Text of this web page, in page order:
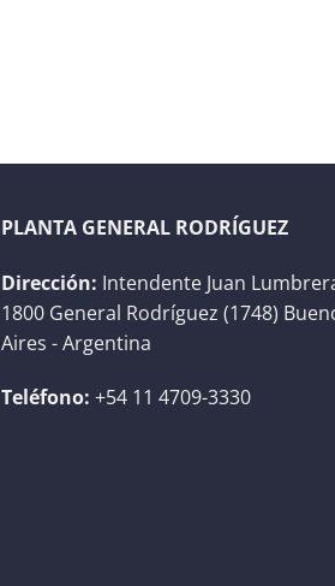
PLANTA GENERAL RODRÍGUEZ
Dirección: Intendente Juan
1800 General Rodríguez (1748)
Aires - Argentina
Teléfono: +54 11 4709-3330